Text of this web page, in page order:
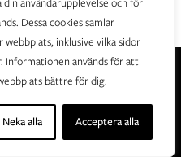
Dessa cookies samlar
inklusive vilka sidor
Informationen används för att
bättre för dig.
Neka alla Acceptera alla